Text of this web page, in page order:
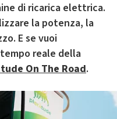
di ricarica elettrica.
la potenza, la
E se vuoi
reale della
On The Road.